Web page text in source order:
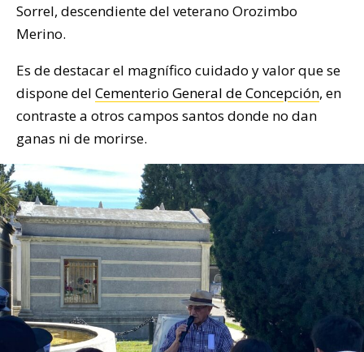
Sorrel, descendiente del veterano Orozimbo
Merino.
Es de destacar el magnífico cuidado y valor que se
dispone del Cementerio General de Concepción, en
contraste a otros campos santos donde no dan
ganas ni de morirse.